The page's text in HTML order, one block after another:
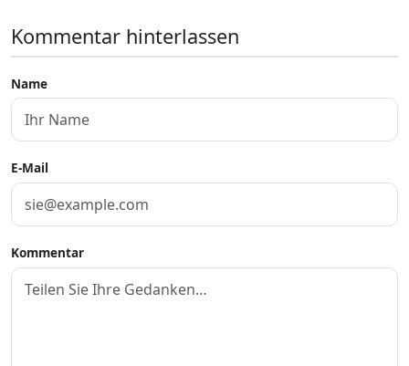
Kommentar hinterlassen
Name
E-Mail
Kommentar